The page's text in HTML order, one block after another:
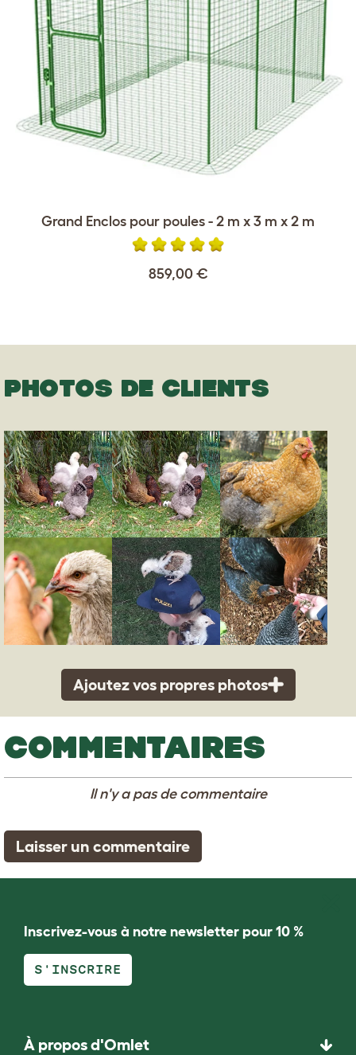
Grand Enclos pour poules - 2 m x 3 m x 2 m
859,00 €
PHOTOS DE CLIENTS
Ajoutez vos propres photos
COMMENTAIRES
Il n'y a pas de commentaire
Laisser un commentaire
Inscrivez-vous à notre newsletter pour 10 %
S'INSCRIRE
À propos d'Omlet